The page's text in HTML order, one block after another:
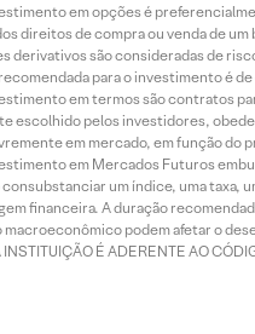
em opções é
direitos de compra ou venda de
derivativos são consideradas de
para o investimento é
em termos são contratos
escolhido pelos investidores,
em mercado, em função do
em Mercados Futuros
um índice, uma taxa,
financeira. A duração
macroeconômico podem afetar o
INSTITUIÇÃO É ADERENTE AO